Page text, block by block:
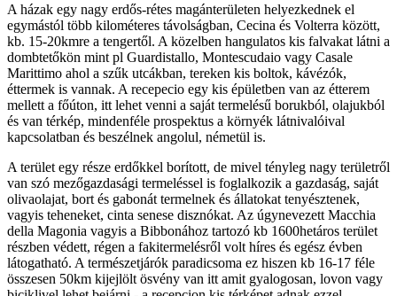
A házak egy nagy erdős-rétes magánterületen helyezkednek el
egymástól több kilométeres távolságban, Cecina és Volterra között,
kb. 15-20kmre a tengertől. A közelben hangulatos kis falvakat látni a
dombtetőkön mint pl Guardistallo, Montescudaio vagy Casale
Marittimo ahol a szűk utcákban, tereken kis boltok, kávézók,
éttermek is vannak. A recepecio egy kis épületben van az étterem
mellett a főúton, itt lehet venni a saját termelésű borukból, olajukból
és van térkép, mindenféle prospektus a környék látnivalóival
kapcsolatban és beszélnek angolul, németül is.
A terület egy része erdőkkel borított, de mivel tényleg nagy területről
van szó mezőgazdasági termeléssel is foglalkozik a gazdaság, saját
olivaolajat, bort és gabonát termelnek és állatokat tenyésztenek,
vagyis teheneket, cinta senese disznókat. Az úgynevezett Macchia
della Magonia vagyis a Bibbonához tartozó kb 1600hetáros terület
részben védett, régen a fakitermelésről volt híres és egész évben
látogatható. A természetjárók paradicsoma ez hiszen kb 16-17 féle
összesen 50km kijejlölt ösvény van itt amit gyalogosan, lovon vagy